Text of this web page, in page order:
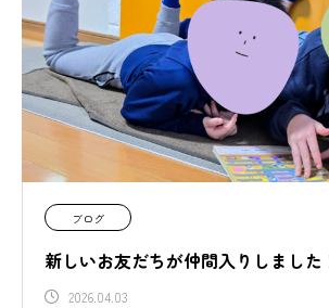
ブログ
新しいお友だちが仲間入りしました
2026.04.03